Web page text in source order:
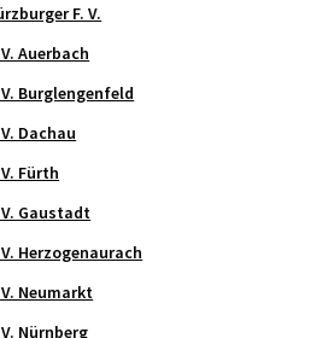
F. V.
V. Auerbach
V. Burglengenfeld
V. Dachau
V. Fürth
V. Gaustadt
V. Herzogenaurach
V. Neumarkt
V. Nürnberg